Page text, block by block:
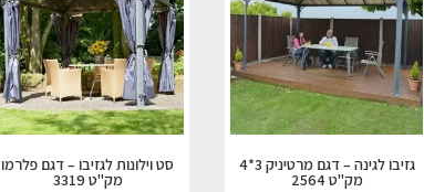
גזיבו לגינה – דגם מרטיניק 3*4
מק"ט 2564
סט וילונות לגזיבו – דגם פלרמו
מק"ט 3319